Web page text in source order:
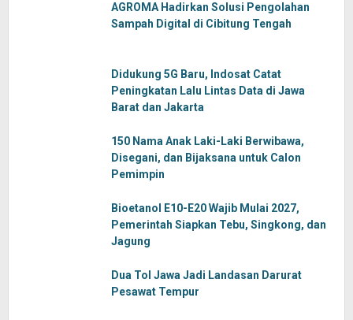
AGROMA Hadirkan Solusi Pengolahan
Sampah Digital di Cibitung Tengah
Didukung 5G Baru, Indosat Catat
Peningkatan Lalu Lintas Data di Jawa
Barat dan Jakarta
150 Nama Anak Laki-Laki Berwibawa,
Disegani, dan Bijaksana untuk Calon
Pemimpin
Bioetanol E10-E20 Wajib Mulai 2027,
Pemerintah Siapkan Tebu, Singkong, dan
Jagung
Dua Tol Jawa Jadi Landasan Darurat
Pesawat Tempur